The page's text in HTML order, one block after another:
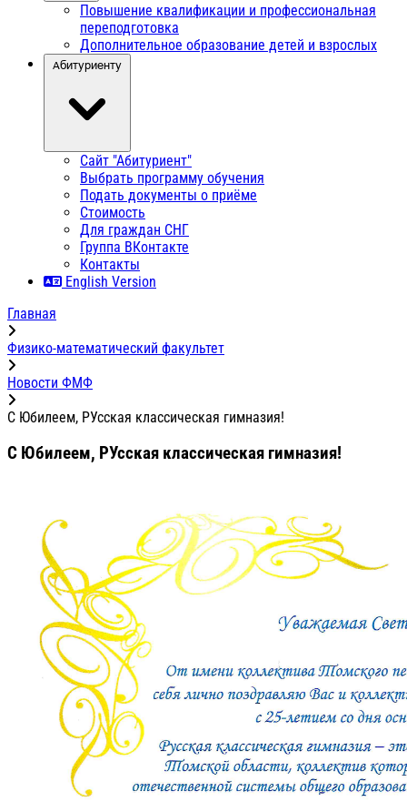
Повышение квалификации и профессиональная
переподготовка
Дополнительное образование детей и взрослых
Абитуриенту
Сайт "Абитуриент"
Выбрать программу обучения
Подать документы о приёме
Стоимость
Для граждан СНГ
Группа ВКонтакте
Контакты
English Version
Главная
Физико-математический факультет
Новости ФМФ
С Юбилеем, РУсская классическая гимназия!
С Юбилеем, РУсская классическая гимназия!